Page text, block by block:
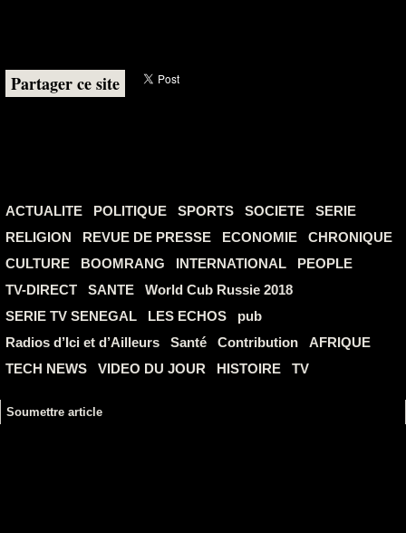
Partager ce site
ACTUALITE POLITIQUE SPORTS SOCIETE
SERIE
RELIGION
REVUE DE PRESSE ECONOMIE
CHRONIQUE
CULTURE
BOOMRANG INTERNATIONAL
PEOPLE
TV-DIRECT
SANTE
World Cub Russie 2018
SERIE TV SENEGAL
LES ECHOS
pub
Radios d’Ici et d’Ailleurs
Santé Contribution
AFRIQUE
TECH NEWS
VIDEO DU JOUR HISTOIRE TV
Soumettre article